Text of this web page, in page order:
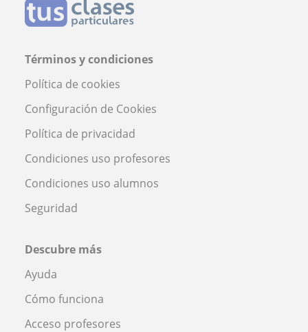
Términos y condiciones
Política de cookies
Configuración de Cookies
Política de privacidad
Condiciones uso profesores
Condiciones uso alumnos
Seguridad
Descubre más
Ayuda
Cómo funciona
Acceso profesores